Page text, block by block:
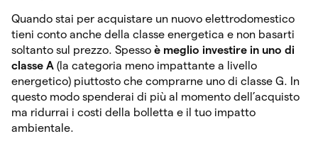
Quando stai per acquistare un nuovo elettrodomestico
tieni conto anche della classe energetica e non basarti
soltanto sul prezzo. Spesso è meglio investire in uno di
classe A (la categoria meno impattante a livello
energetico) piuttosto che comprarne uno di classe G. In
questo modo spenderai di più al momento dell’acquisto
ma ridurrai i costi della bolletta e il tuo impatto
ambientale.